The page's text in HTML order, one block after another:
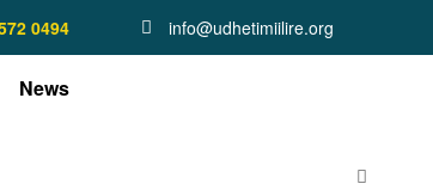
0494 info@udhetimiilire.org
News